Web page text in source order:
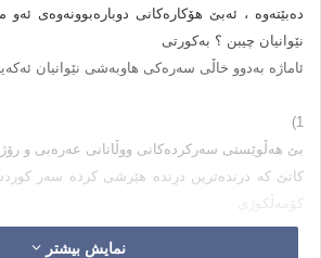
ده‌بێته‌وه‌ ، ئه‌بێ هۆكاره‌كانى دوباره‌بوونه‌وه‌ى ئه‌و
نێوانیان چیبن ؟ به‌كورتى
ئاماژه‌ به‌دوو خاڵى سه‌ره‌كى هاوبه‌شى نێوانیان
1)
بێ هه‌ڵوێستى سه‌ركرده‌كانى ووڵاتانى عه‌ره‌بى و
كاتێ كه‌ درنده‌ترین درِنده‌ هێرشى كرده‌ سه‌ر
كۆمه‌ڵكوژى
داهێنراوى گه‌وره‌ترین داكۆكیكه‌ر له‌ مافه‌كانى
نمایش بیشتر